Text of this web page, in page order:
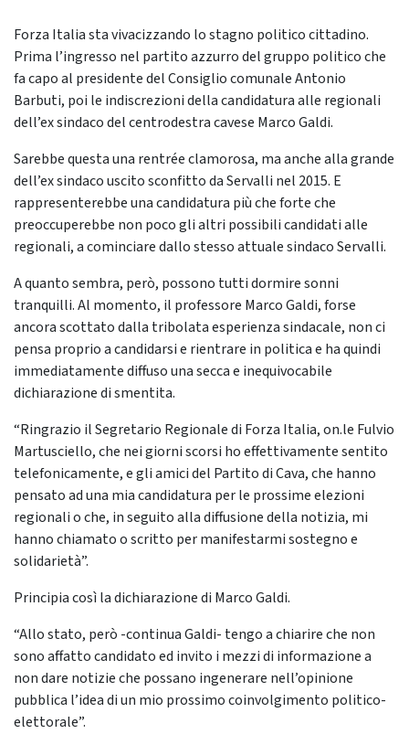
Forza Italia sta vivacizzando lo stagno politico cittadino.
Prima l’ingresso nel partito azzurro del gruppo politico che
fa capo al presidente del Consiglio comunale Antonio
Barbuti, poi le indiscrezioni della candidatura alle regionali
dell’ex sindaco del centrodestra cavese Marco Galdi.
Sarebbe questa una rentrée clamorosa, ma anche alla grande
dell’ex sindaco uscito sconfitto da Servalli nel 2015. E
rappresenterebbe una candidatura più che forte che
preoccuperebbe non poco gli altri possibili candidati alle
regionali, a cominciare dallo stesso attuale sindaco Servalli.
A quanto sembra, però, possono tutti dormire sonni
tranquilli. Al momento, il professore Marco Galdi, forse
ancora scottato dalla tribolata esperienza sindacale, non ci
pensa proprio a candidarsi e rientrare in politica e ha quindi
immediatamente diffuso una secca e inequivocabile
dichiarazione di smentita.
“Ringrazio il Segretario Regionale di Forza Italia, on.le Fulvio
Martusciello, che nei giorni scorsi ho effettivamente sentito
telefonicamente, e gli amici del Partito di Cava, che hanno
pensato ad una mia candidatura per le prossime elezioni
regionali o che, in seguito alla diffusione della notizia, mi
hanno chiamato o scritto per manifestarmi sostegno e
solidarietà”.
Principia così la dichiarazione di Marco Galdi.
“Allo stato, però -continua Galdi- tengo a chiarire che non
sono affatto candidato ed invito i mezzi di informazione a
non dare notizie che possano ingenerare nell’opinione
pubblica l’idea di un mio prossimo coinvolgimento politico-
elettorale”.